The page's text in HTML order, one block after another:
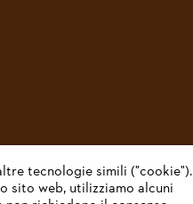
tecnologie simili ("cookie").
sito web, utilizziamo alcuni